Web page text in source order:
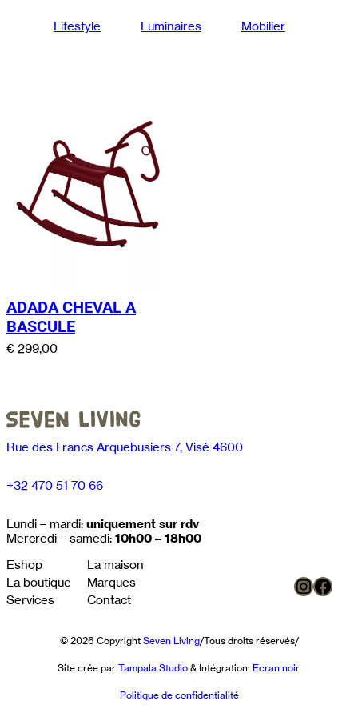
Lifestyle Luminaires Mobilier
ADADA CHEVAL A
BASCULE
€ 299,00
Rue des Francs Arquebusiers 7, Visé 4600
+32 470 51 70 66
Lundi – mardi: uniquement sur rdv
Mercredi – samedi: 10h00 – 18h00
Eshop
La boutique
Services
La maison
Marques
Contact
© 2026 Copyright Seven Living/Tous droits réservés/
Site crée par Tampala Studio& Intégration: Ecran noir.
Politique de confidentialité